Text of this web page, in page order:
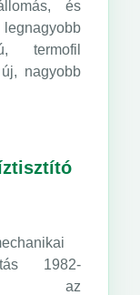
és
termofil
nagyobb
1982-
az